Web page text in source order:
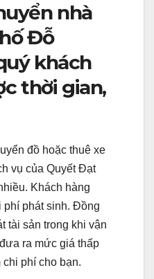
nhà
Đỗ
khách
thời gian,
đồ hoặc thuê xe
vụ của Quyết Đạt
Khách hàng
phí phát sinh. Đồng
tài sản trong khi vận
ra mức giá thấp
phí cho bạn.